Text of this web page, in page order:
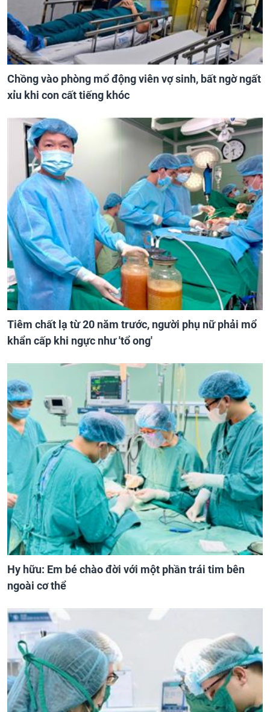
Chồng vào phòng mổ động viên vợ sinh, bất ngờ ngất
xỉu khi con cất tiếng khóc
Tiêm chất lạ từ 20 năm trước, người phụ nữ phải mổ
khẩn cấp khi ngực như 'tổ ong'
Hy hữu: Em bé chào đời với một phần trái tim bên
ngoài cơ thể